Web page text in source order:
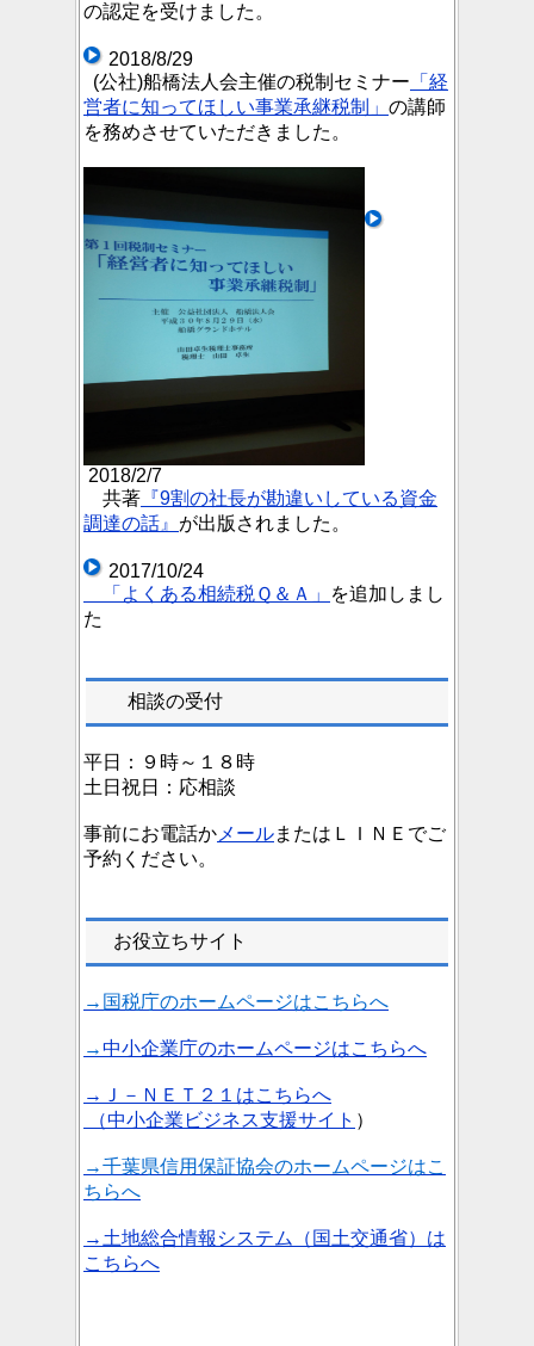
の認定を受けました。
2018/8/29
(公社)船橋法人会主催の税制セミナー 「経
営者に知ってほしい事業承継税制」 の講師
を務めさせていただきました。
2018/2/7
共著 『9割の社長が勘違いしている資金
調達の話』 が出版されました。
2017/10/24
「よくある相続税Ｑ＆Ａ」
を追加しまし
た
相談の受付
平日：９時～１８時
土日祝日：応相談
事前にお電話か メールまたはＬＩＮＥでご
予約ください。
お役立ちサイト
→国税庁のホームページはこちらへ
→中小企業庁のホームページはこちらへ
→Ｊ－ＮＥＴ２１はこちらへ
（中小企業ビジネス支援サイト ）
→千葉県信用保証協会のホームページはこ
ちらへ
→ 土地総合情報システム（国土交通省） は
こちらへ